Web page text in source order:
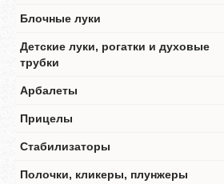
Блочные луки
Детские луки, рогатки и духовые
трубки
Арбалеты
Прицелы
Стабилизаторы
Полочки, кликеры, плунжеры